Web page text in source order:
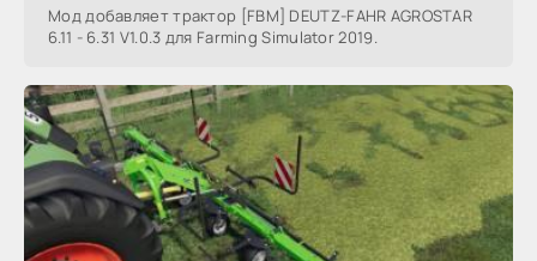
Мод добавляет трактор [FBM] DEUTZ-FAHR AGROSTAR
6.11 - 6.31 V1.0.3 для Farming Simulator 2019.